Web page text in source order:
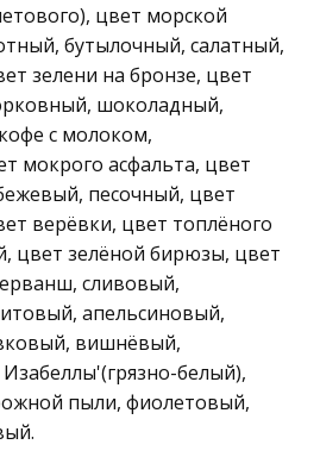
и права
Базы данных
органы
(государственное) право
вопрос о том, по какому
земли
объекты гражданских
уровня нормативных
быть названы обстояте
семей
все это дела
- семейные... Но слишком
последствия такого
и глубоко они
взрослых и детей, чт
организации" спец.
цвет морской
бутылочный, салатный,
зелени на бронзе, цвет
шоколадный,
с молоком,
мокрого асфальта, цвет
песочный, цвет
верёвки, цвет топлёного
цвет зелёной бирюзы, цвет
сливовый,
апельсиновый,
вишнёвый,
белый),
пыли, фиолетовый,